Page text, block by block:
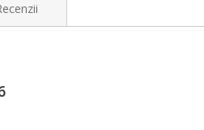
sau cash la sediul FirstEvent